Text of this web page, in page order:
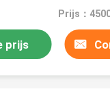
Prijs：
prijs